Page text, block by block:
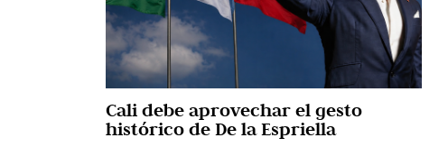
Cali debe aprovechar el gesto
histórico de De la Espriella